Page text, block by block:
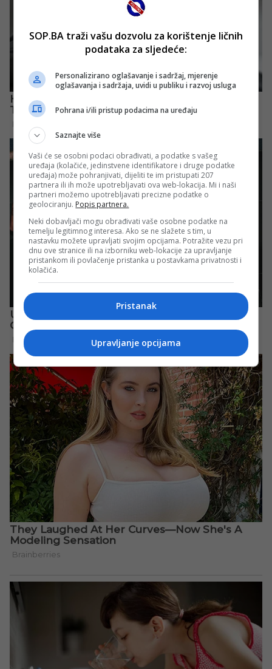
SOP.BA traži vašu dozvolu za korištenje ličnih
podataka za sljedeće:
Personalizirano oglašavanje i sadržaj, mjerenje
oglašavanja i sadržaja, uvidi u publiku i razvoj usluga
Pohrana i/ili pristup podacima na uređaju
Saznajte više
Vaši će se osobni podaci obrađivati, a podatke s vašeg
uređaja (kolačiće, jedinstvene identifikatore i druge podatke
uređaja) može pohranjivati, dijeliti te im pristupati 207
partnera ili ih može upotrebljavati ova web-lokacija. Mi i naši
partneri možemo upotrebljavati precizne podatke o
geolociranju. Popis partnera.
Neki dobavljači mogu obrađivati vaše osobne podatke na
temelju legitimnog interesa. Ako se ne slažete s tim, u
nastavku možete upravljati svojim opcijama. Potražite vezu pri
dnu ove stranice ili na izborniku web-lokacije za upravljanje
pristankom ili povlačenje pristanka u postavkama privatnosti i
kolačića.
Pristanak
Upravljanje opcijama